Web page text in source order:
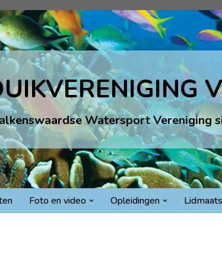
Watersport Vereniging
Foto en video Opleidingen